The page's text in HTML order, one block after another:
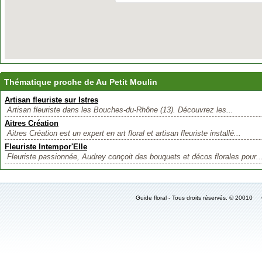
Thématique proche de Au Petit Moulin
Artisan fleuriste sur Istres
Artisan fleuriste dans les Bouches-du-Rhône (13). Découvrez les...
Aitres Création
Aitres Création est un expert en art floral et artisan fleuriste installé...
Fleuriste Intempor'Elle
Fleuriste passionnée, Audrey conçoit des bouquets et décos florales
Guide floral - Tous droits réservés. ©